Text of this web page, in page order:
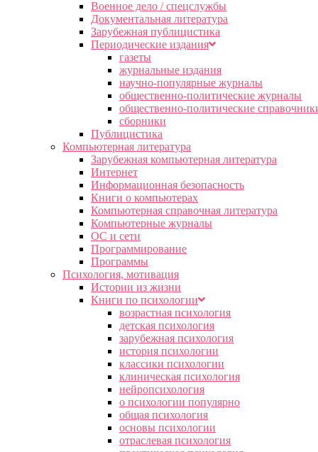
Военное дело / спецслужбы
Документальная литература
Зарубежная публицистика
Периодические издания
газеты
журнальные издания
научно-популярные журналы
общественно-политические журналы
общественно-политические
сборники
Публицистика
Компьютерная литература
Зарубежная компьютерная литература
Интернет
Информационная безопасность
Книги о компьютерах
Компьютерная справочная литература
Компьютерные журналы
ОС и сети
Программирование
Программы
Психология, мотивация
Истории из жизни
Книги по психологии
возрастная психология
детская психология
зарубежная психология
история психологии
классики психологии
клиническая психология
нейропсихология
о психологии популярно
общая психология
основы психологии
отраслевая психология